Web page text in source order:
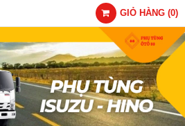
GIỎ HÀNG (0)